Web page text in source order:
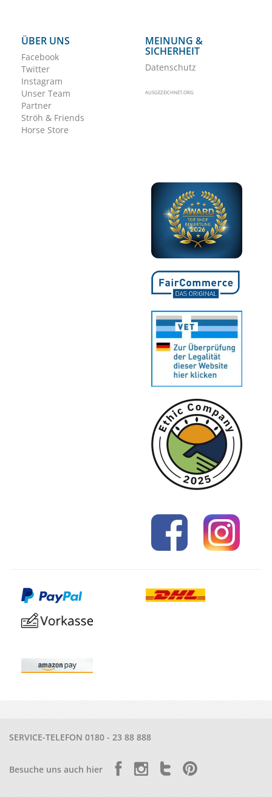
ÜBER UNS
Facebook
Twitter
Instagram
Unser Team
Partner
Ströh & Friends
Horse Store
MEINUNG &
SICHERHEIT
Datenschutz
AUSGEZEICHNET.ORG
SERVICE-TELEFON 0180 - 23 88 888
Besuche uns auch hier